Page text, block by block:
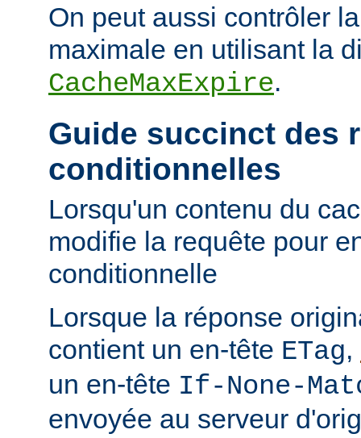
On peut aussi contrôler
maximale en utilisant la
CacheMaxExpire.
Guide succinct des
conditionnelles
Lorsqu'un contenu du
modifie la requête pour
conditionnelle
Lorsque la réponse
contient un en-tête ETag,
un en-tête If-None-
envoyée au serveur